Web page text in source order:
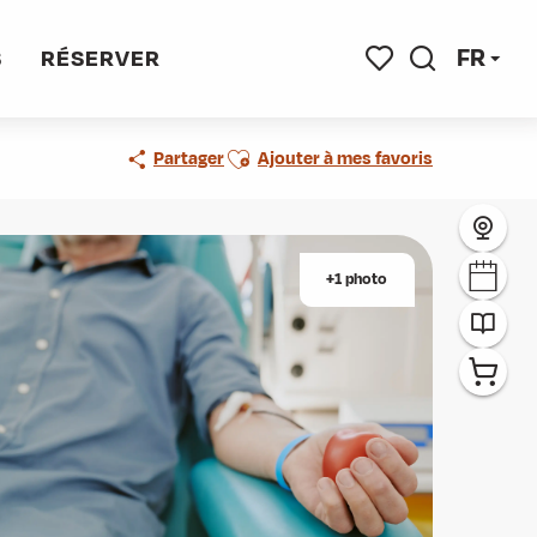
FR
RÉSERVER
PartagerAjouter aux favoris
Ajouter à mes favoris
+1 photo